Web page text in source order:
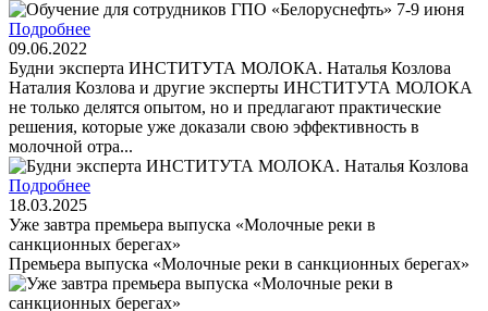
Подробнее
09.06.2022
Будни эксперта ИНСТИТУТА МОЛОКА. Наталья Козлова
Наталия Козлова и другие эксперты ИНСТИТУТА МОЛОКА
не только делятся опытом, но и предлагают практические
решения, которые уже доказали свою эффективность в
молочной отра...
Подробнее
18.03.2025
Уже завтра премьера выпуска «Молочные реки в
санкционных берегах»
Премьера выпуска «Молочные реки в санкционных берегах»